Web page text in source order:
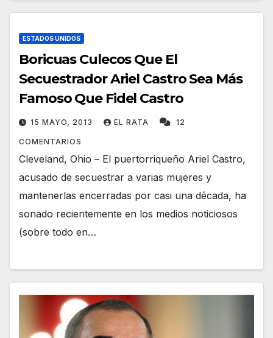
ESTADOS UNIDOS
Boricuas Culecos Que El
Secuestrador Ariel Castro Sea Más
Famoso Que Fidel Castro
15 MAYO, 2013 EL RATA 12
COMENTARIOS
Cleveland, Ohio – El puertorriqueño Ariel Castro,
acusado de secuestrar a varias mujeres y
mantenerlas encerradas por casi una década, ha
sonado recientemente en los medios noticiosos
(sobre todo en…